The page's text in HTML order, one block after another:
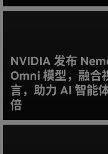
NVIDIA 发布
Omni 模型，融合
言，助力 AI 智能
倍